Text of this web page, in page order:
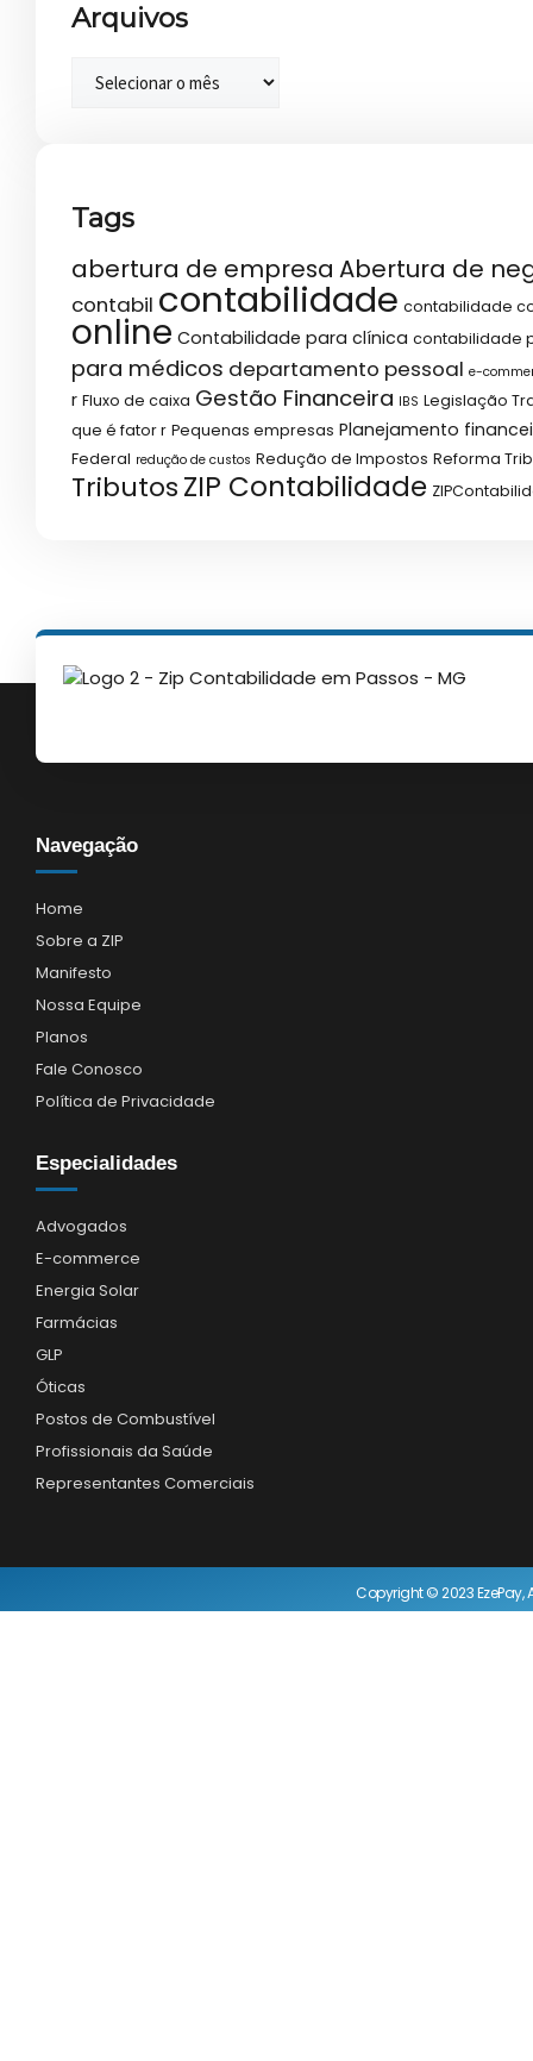
Arquivos
Tags
abertura de empresa Abertura de
contabil contabilidade contabilidade
online Contabilidade para clínica contabilidade
para médicos departamento pessoal e-
r Fluxo de caixa Gestão Financeira IBS Legislação
que é fator r Pequenas empresas Planejamento
Federal redução de custos Redução de Impostos Reforma
TributosZIP Contabilidade
Navegação
Home
Sobre a ZIP
Manifesto
Nossa Equipe
Planos
Fale Conosco
Política de Privacidade
Especialidades
Advogados
E-commerce
Energia Solar
Farmácias
GLP
Óticas
Postos de Combustível
Profissionais da Saúde
Representantes Comerciais
Copyright © 2023 EzePay,